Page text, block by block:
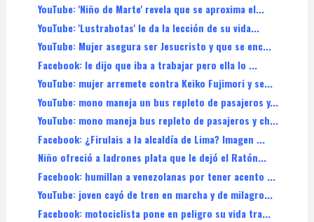
YouTube: 'Niño de Marte' revela que se aproxima el...
YouTube: 'Lustrabotas' le da la lección de su vida...
YouTube: Mujer asegura ser Jesucristo y que se enc...
Facebook: le dijo que iba a trabajar pero ella lo ...
YouTube: mujer arremete contra Keiko Fujimori y se...
YouTube: mono maneja un bus repleto de pasajeros y...
YouTube: mono maneja bus repleto de pasajeros y ch...
Facebook: ¿Firulais a la alcaldía de Lima? Imagen ...
Niño ofreció a ladrones plata que le dejó el Ratón...
Facebook: humillan a venezolanas por tener acento ...
YouTube: joven cayó de tren en marcha y de milagro...
Facebook: motociclista pone en peligro su vida tra...